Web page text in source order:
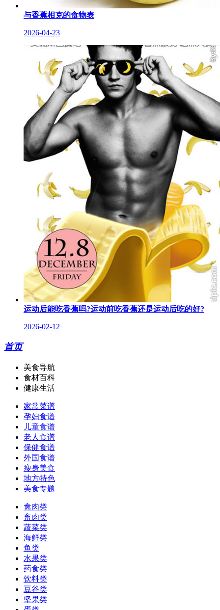
与香蕉相克的食物表
2026-04-23
运动后能吃香蕉吗?运动前吃香蕉还是运动后吃的好?
2026-02-12
首页
美食导航
食材百科
健康生活
家常菜谱
孕妇食谱
儿童食谱
老人食谱
保健食谱
外国食谱
瘦身美食
地方特色
美食专题
禽肉类
畜肉类
蔬菜类
海鲜类
鱼类
水果类
药食类
饮料类
豆谷类
坚果类